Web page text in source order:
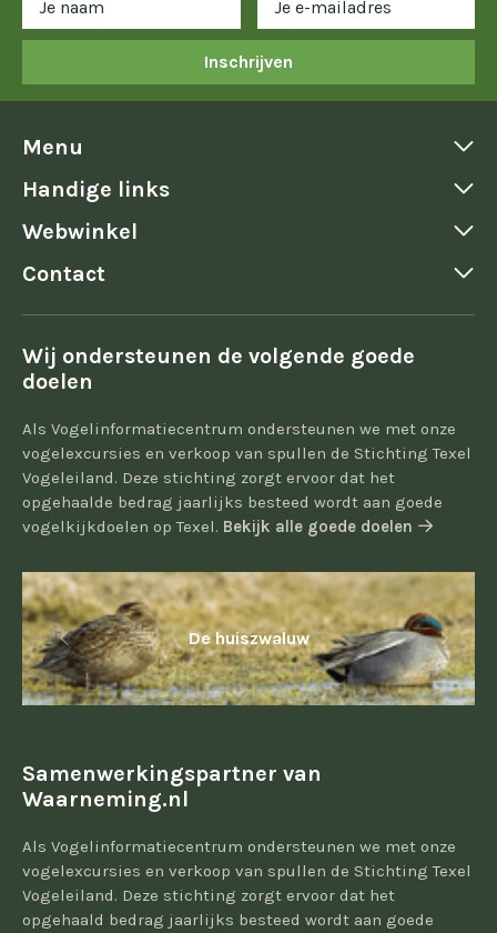
Inschrijven
Menu
Handige links
Webwinkel
Contact
Wij ondersteunen de volgende goede
doelen
Als Vogelinformatiecentrum ondersteunen we met onze
vogelexcursies en verkoop van spullen de Stichting Texel
Vogeleiland. Deze stichting zorgt ervoor dat het
opgehaalde bedrag jaarlijks besteed wordt aan goede
vogelkijkdoelen op Texel. Bekijk alle goede doelen
De huiszwaluw
Samenwerkingspartner van
Waarneming.nl
Als Vogelinformatiecentrum ondersteunen we met onze
vogelexcursies en verkoop van spullen de Stichting Texel
Vogeleiland. Deze stichting zorgt ervoor dat het
opgehaald bedrag jaarlijks besteed wordt aan goede